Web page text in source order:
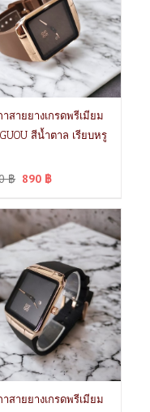
สายยางเกรดพรีเมียม
สีน้ำตาล เรียบหรู
฿ 890 ฿
สายยางเกรดพรีเมียม